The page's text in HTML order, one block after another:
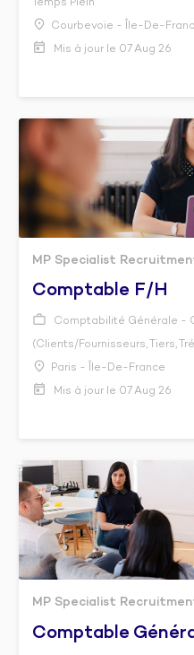
Temps Plein
Courbevoie - Île-De-
Mis à jour le 07 Aug 26
MP Specialist
Comptable F/h
Comptabilité Générale -
(Clients/Fournisseurs, Tiers,
Paris - Île-De-France
Mis à jour le 07 Aug 26
MP Specialist
Comptable